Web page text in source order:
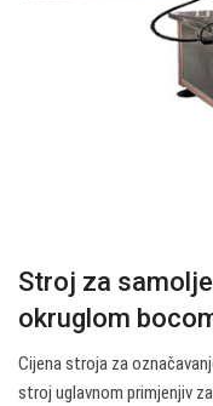
Stroj za
okruglom
Cijena stroja za
stroj uglavnom primjenjiv